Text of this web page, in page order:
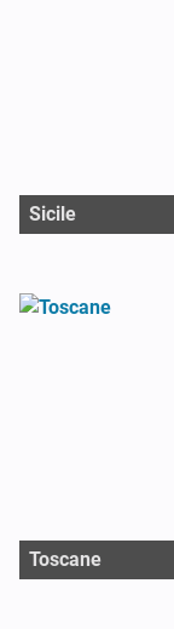
Sicile
Toscane